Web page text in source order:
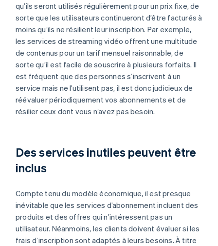
qu’ils seront utilisés régulièrement pour un prix fixe, de
sorte que les utilisateurs continueront d’être facturés à
moins qu’ils ne résilient leur inscription. Par exemple,
les services de streaming vidéo offrent une multitude
de contenus pour un tarif mensuel raisonnable, de
sorte qu’il est facile de souscrire à plusieurs forfaits. Il
est fréquent que des personnes s’inscrivent à un
service mais ne l’utilisent pas, il est donc judicieux de
réévaluer périodiquement vos abonnements et de
résilier ceux dont vous n’avez pas besoin.
Des services inutiles peuvent être
inclus
Compte tenu du modèle économique, il est presque
inévitable que les services d’abonnement incluent des
produits et des offres qui n’intéressent pas un
utilisateur. Néanmoins, les clients doivent évaluer si les
frais d’inscription sont adaptés à leurs besoins. À titre